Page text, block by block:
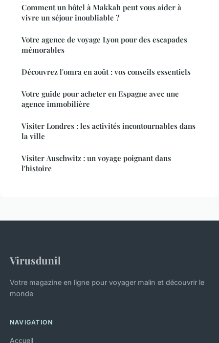
Comment un hôtel à Makkah peut vous aider à
vivre un séjour inoubliable ?
Votre agence de voyage Lyon pour des escapades
mémorables
Découvrez l'omra en août : vos conseils essentiels
Votre guide pour acheter en Espagne avec une
agence immobilière
Visiter Londres : les activités incontournables dans
la ville
Visiter Auschwitz : un voyage poignant dans
l'histoire
Virusdunil
Votre magazine en ligne pour voyager malin et découvrir le
monde
NAVIGATION
Accueil